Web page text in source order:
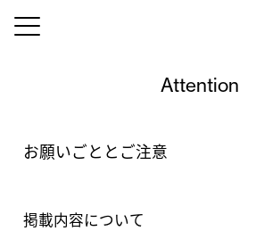
Attention
お願いごととご注意
掲載内容について